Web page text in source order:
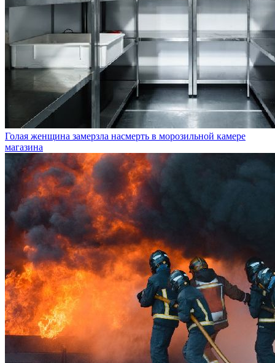
Голая женщина замерзла насмерть в морозильной камере
магазина